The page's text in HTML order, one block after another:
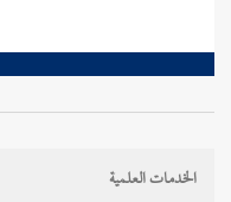
الخدمات العلمية